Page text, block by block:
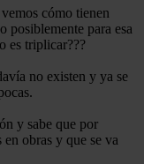
cómo tienen
posiblemente para esa
es triplicar???
no existen y ya se
y sabe que por
obras y que se va